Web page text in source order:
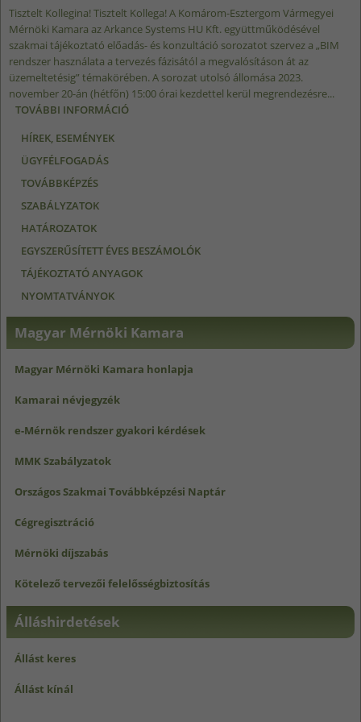
Tisztelt Kollegina! Tisztelt Kollega! A Komárom-Esztergom Vármegyei
Mérnöki Kamara az Arkance Systems HU Kft. együttműködésével
szakmai tájékoztató előadás- és konzultáció sorozatot szervez a „BIM
rendszer használata a tervezés fázisától a megvalósításon át az
üzemeltetésig” témakörében. A sorozat utolsó állomása 2023.
november 20-án (hétfőn) 15:00 órai kezdettel kerül megrendezésre...
TOVÁBBI INFORMÁCIÓ
HÍREK, ESEMÉNYEK
ÜGYFÉLFOGADÁS
TOVÁBBKÉPZÉS
SZABÁLYZATOK
HATÁROZATOK
EGYSZERŰSÍTETT ÉVES BESZÁMOLÓK
TÁJÉKOZTATÓ ANYAGOK
NYOMTATVÁNYOK
Magyar Mérnöki Kamara
Magyar Mérnöki Kamara honlapja
Kamarai névjegyzék
e-Mérnök rendszer gyakori kérdések
MMK Szabályzatok
Országos Szakmai Továbbképzési Naptár
Cégregisztráció
Mérnöki díjszabás
Kötelező tervezői felelősségbiztosítás
Álláshirdetések
Állást keres
Állást kínál